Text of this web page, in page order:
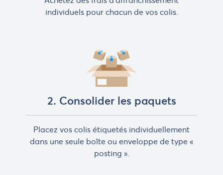
individuels pour chacun de vos colis.
2. Consolider les paquets
Placez vos colis étiquetés individuellement
dans une seule boîte ou enveloppe de type «
posting ».